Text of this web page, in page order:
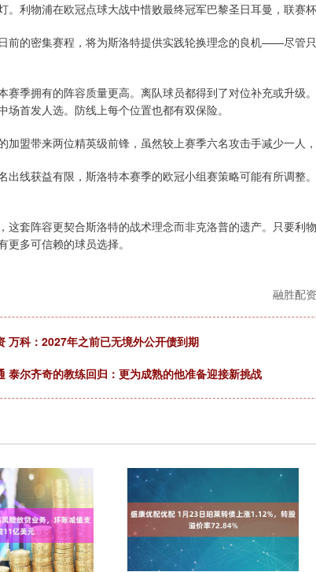
。利物浦在欧冠点球大战中惜败最终冠军巴黎圣日耳曼，联赛
前的密集赛程，将为斯洛特提供实践轮换理念的良机——尽管
赛季拥有的阵容质量更高。离队球员都得到了对位补充或升级
场首发人选。防线上每个位置也都有双保险。
加盟带来两位精英级前锋，虽然较上赛季六名攻击手减少一人
出线获益有限，斯洛特本赛季的欧冠小组赛策略可能有所调整
这套阵容更契合斯洛特的战术理念而非克洛普的遗产。只要利
更多可信赖的球员选择。
融胜配
万科：2027年之前已无境外公开债到期
泰尔齐奇的教练回归：更为成熟的他准备迎接新挑战